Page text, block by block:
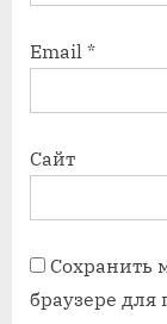
Email *
Сайт
Сохранить
браузере